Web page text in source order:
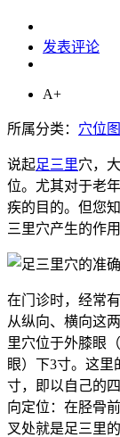
发表评论
A+
所属分类： 穴位
说起足三里穴，
位。尤其对于老
疾的目的。但您
三里穴产生的作用
在门诊时，经常
从纵向、横向这
里穴位于外膝眼
眼）下3寸。这里
寸，即以自己的
向定位：在胫骨
叉处就是足三里